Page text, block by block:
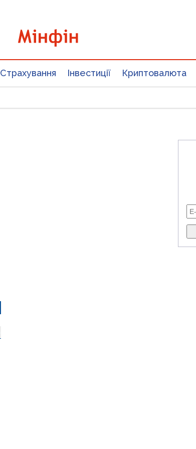
Страхування Інвестиції Криптовалюта